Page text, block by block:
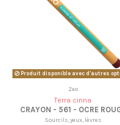
Produit disponible avec d'autres
Zao
Terra cinna
CRAYON - 561 - OCRE
Sourcils, yeux, lèvres